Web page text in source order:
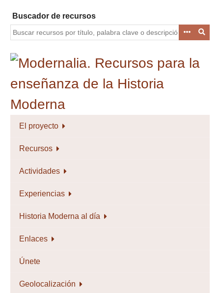
contenido
principal
Buscador de recursos
El proyecto
Recursos
Actividades
Experiencias
Historia Moderna al día
Enlaces
Únete
Geolocalización